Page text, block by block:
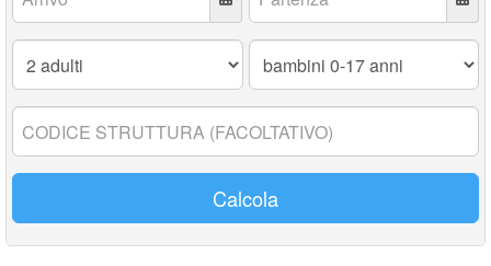
Adulti:
Bambini
17
Codice
struttura:
Calcola